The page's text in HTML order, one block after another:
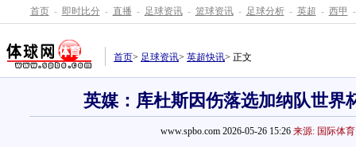
首页 - 即时比分 - 直播 - 足球资讯 - 篮球资讯 - 足球分析 - 英超 - 西甲 -
首页> 足球资讯> 英超快讯> 正文
英媒：库杜斯因伤落选加纳队世界
www.spbo.com 2026-05-26 15:26 来源: 国际体育